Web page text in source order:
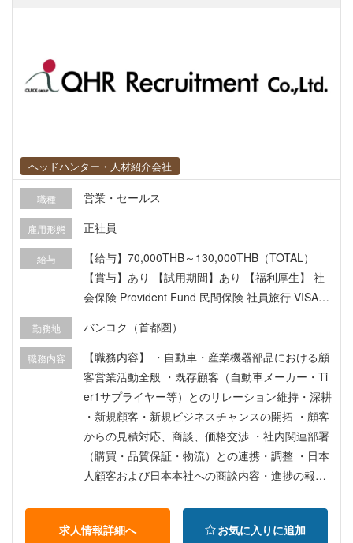
ヘッドハンター・人材紹介会社
職種 営業・セールス
雇用形態 正社員
給与
【給与】70,000THB～130,000THB（TOTAL）
【賞与】あり 【試用期間】あり 【福利厚生】 社
会保険 Provident Fund 民間保険 社員旅行 VISA・
勤務地 バンコク（首都圏）
職務内容
【職務内容】 ・自動車・産業機器部品における顧
客営業活動全般 ・既存顧客（自動車メーカー・Ti
er1サプライヤー等）とのリレーション維持・深耕
・新規顧客・新規ビジネスチャンスの開拓 ・顧客
からの見積対応、商談、価格交渉 ・社内関連部署
（購買・品質保証・物流）との連携・調整 ・日本
人顧客および日本本社への商談内容・進捗の報告
・売上目標の管理および達成に向けた営業計画の
求人情報詳細へ
お気に入りに追加